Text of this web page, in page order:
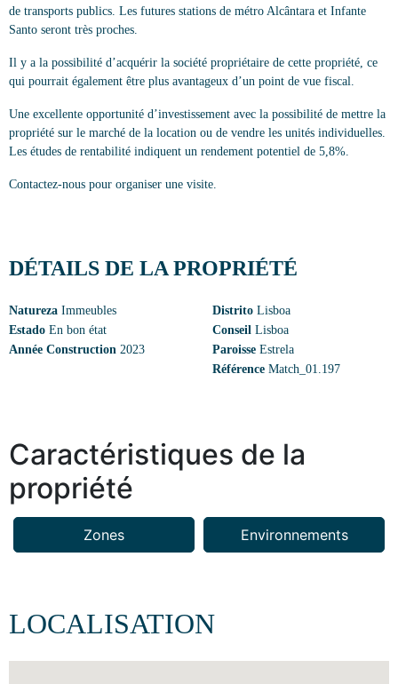
de transports publics. Les futures stations de métro Alcântara et Infante
Santo seront très proches.
Il y a la possibilité d’acquérir la société propriétaire de cette propriété, ce
qui pourrait également être plus avantageux d’un point de vue fiscal.
Une excellente opportunité d’investissement avec la possibilité de mettre la
propriété sur le marché de la location ou de vendre les unités individuelles.
Les études de rentabilité indiquent un rendement potentiel de 5,8%.
Contactez-nous pour organiser une visite.
DÉTAILS DE LA PROPRIÉTÉ
Natureza Immeubles
Estado En bon état
Année Construction 2023
Distrito Lisboa
Conseil Lisboa
Paroisse Estrela
Référence Match_01.197
Caractéristiques de la
propriété
Zones Environnements
LOCALISATION